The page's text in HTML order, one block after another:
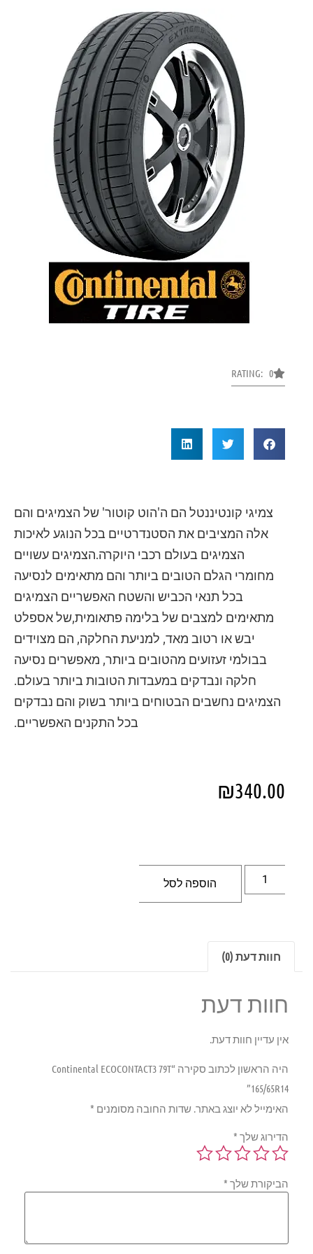
RATING: 0
צמיגי קונטיננטל הם ה'הוט קוטור' של הצמיגים והם
אלה המציבים את הסטנדרטיים בכל הנוגע לאיכות
הצמיגים בעולם רכבי היוקרה.הצמיגים עשויים
מחומרי הגלם הטובים ביותר והם מתאימים לנסיעה
בכל תנאי הכביש והשטח האפשריים הצמיגים
מתאימים למצבים של בלימה פתאומית,של אספלט
יבש או רטוב מאד, למניעת החלקה, הם מצוידים
בבולמי זעזועים מהטובים ביותר, מאפשרים נסיעה
חלקה ונבדקים במעבדות הטובות ביותר בעולם.
הצמיגים נחשבים הבטוחים ביותר בשוק והם נבדקים
בכל התקנים האפשריים.
₪340.00
הוספה לסל
חוות דעת (0)
חוות דעת
אין עדיין חוות דעת.
היה הראשון לכתוב סקירה “Continental ECOCONTACT3 79T
165/65R14”
האימייל לא יוצג באתר.שדות החובה מסומנים*
הדירוג שלך*
הביקורת שלך*